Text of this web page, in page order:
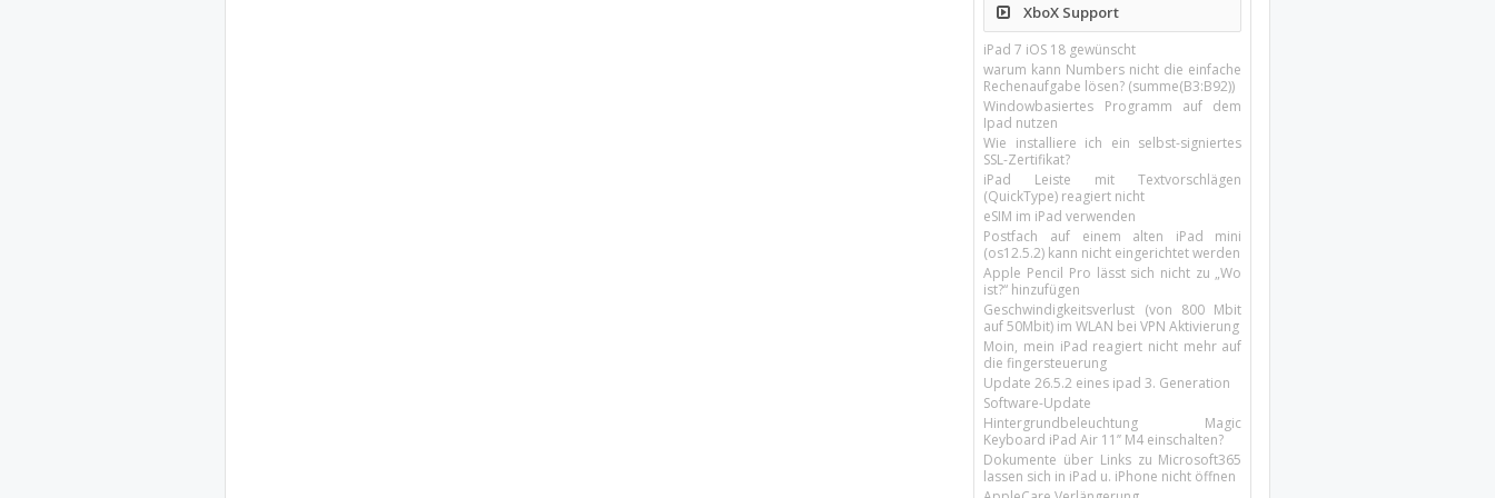
XboX Support
iPad 7 iOS 18 gewünscht
warum kann Numbers nicht die einfache
Rechenaufgabe lösen? (summe(B3:B92))
Windowbasiertes Programm auf dem
Ipad nutzen
Wie installiere ich ein selbst-signiertes
SSL-Zertifikat?
iPad Leiste mit Textvorschlägen
(QuickType) reagiert nicht
eSIM im iPad verwenden
Postfach auf einem alten iPad mini
(os12.5.2) kann nicht eingerichtet werden
Apple Pencil Pro lässt sich nicht zu „Wo
ist?“ hinzufügen
Geschwindigkeitsverlust (von 800 Mbit
auf 50Mbit) im WLAN bei VPN Aktivierung
Moin, mein iPad reagiert nicht mehr auf
die fingersteuerung
Update 26.5.2 eines ipad 3. Generation
Software-Update
Hintergrundbeleuchtung Magic
Keyboard iPad Air 11’’ M4 einschalten?
Dokumente über Links zu Microsoft365
lassen sich in iPad u. iPhone nicht öffnen